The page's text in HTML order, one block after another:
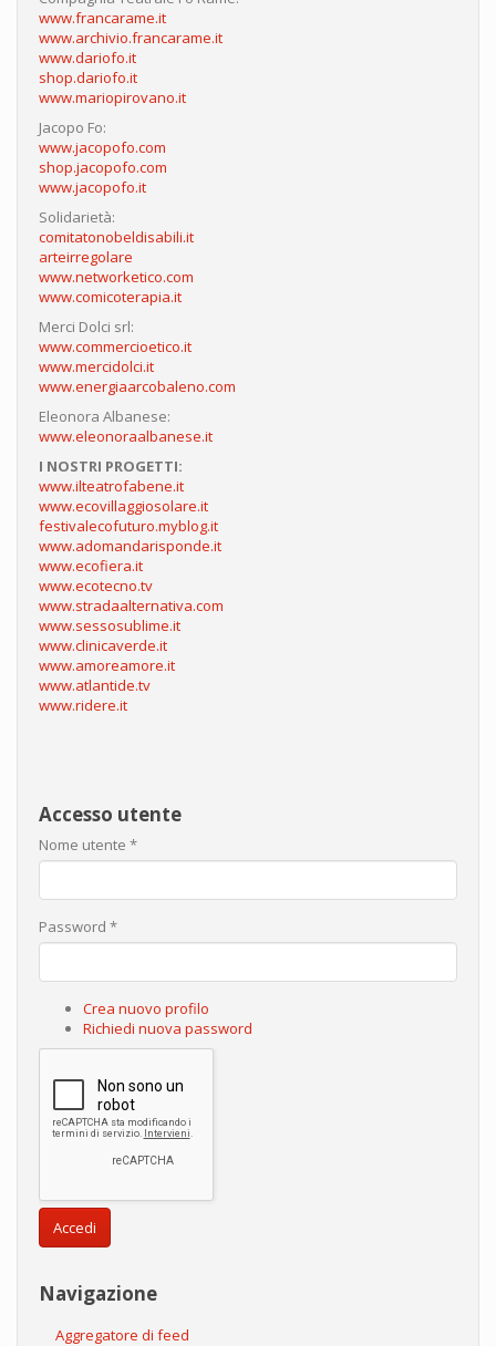
www.francarame.it
www.archivio.francarame.it
www.dariofo.it
shop.dariofo.it
www.mariopirovano.it
Jacopo Fo:
www.jacopofo.com
shop.jacopofo.com
www.jacopofo.it
Solidarietà:
comitatonobeldisabili.it
arteirregolare
www.networketico.com
www.comicoterapia.it
Merci Dolci srl:
www.commercioetico.it
www.mercidolci.it
www.energiaarcobaleno.com
Eleonora Albanese:
www.eleonoraalbanese.it
I NOSTRI PROGETTI:
www.ilteatrofabene.it
www.ecovillaggiosolare.it
festivalecofuturo.myblog.it
www.adomandarisponde.it
www.ecofiera.it
www.ecotecno.tv
www.stradaalternativa.com
www.sessosublime.it
www.clinicaverde.it
www.amoreamore.it
www.atlantide.tv
www.ridere.it
Accesso utente
Nome utente *
Password *
Crea nuovo profilo
Richiedi nuova password
Accedi
Navigazione
Aggregatore di feed